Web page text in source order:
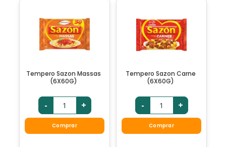
Tempero Sazon Massas
(6X60G)
- +
Comprar
Tempero Sazon Carne
(6X60G)
- +
Comprar